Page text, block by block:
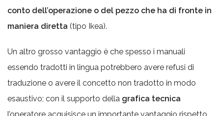
conto dell’operazione o del pezzo che ha di fronte in
maniera diretta (tipo Ikea).
Un altro grosso vantaggio è che spesso i manuali
essendo tradotti in lingua potrebbero avere refusi di
traduzione o avere il concetto non tradotto in modo
esaustivo; con il supporto della grafica tecnica